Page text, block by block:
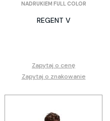
NADRUKIEM FULL COLOR
REGENT V
Zapytaj o cenę
Zapytaj o znakowanie